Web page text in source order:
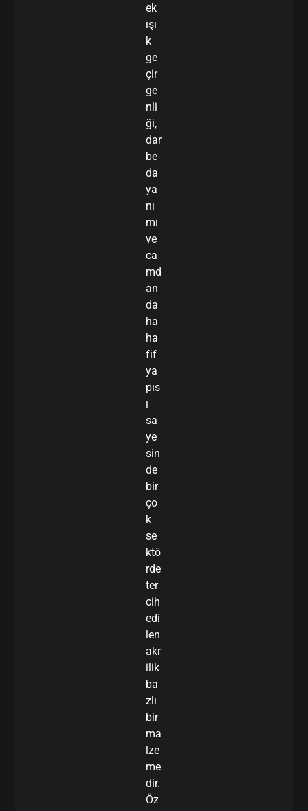
ek
ışı
k
ge
çir
ge
nli
ği,
dar
be
da
ya
nı
mı
ve
ca
md
an
da
ha
ha
fif
ya
pıs
ı
sa
ye
sin
de
bir
ço
k
se
ktö
rde
ter
cih
edi
len
akr
ilik
ba
zlı
bir
ma
lze
me
dir.
Öz